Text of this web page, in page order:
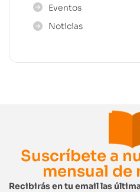
Eventos
Noticias
Suscríbete a
mensual de
Recibirás en tu email las